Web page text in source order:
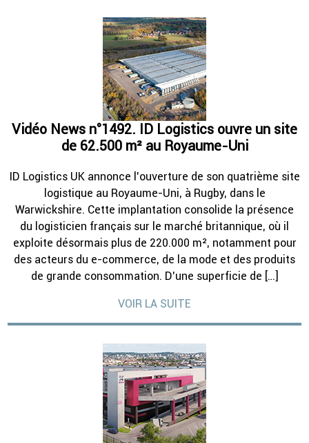
Vidéo News n°1492. ID Logistics ouvre un site
de 62.500 m² au Royaume-Uni
ID Logistics UK annonce l’ouverture de son quatrième site
logistique au Royaume-Uni, à Rugby, dans le
Warwickshire. Cette implantation consolide la présence
du logisticien français sur le marché britannique, où il
exploite désormais plus de 220.000 m², notamment pour
des acteurs du e-commerce, de la mode et des produits
de grande consommation. D’une superficie de […]
VOIR LA SUITE